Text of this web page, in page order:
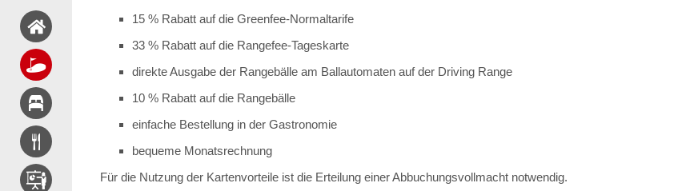
15 % Rabatt auf die Greenfee-Normaltarife
33 % Rabatt auf die Rangefee-Tageskarte
direkte Ausgabe der Rangebälle am Ballautomaten auf der Driving Range
10 % Rabatt auf die Rangebälle
einfache Bestellung in der Gastronomie
bequeme Monatsrechnung
Für die Nutzung der Kartenvorteile ist die Erteilung einer Abbuchungsvollmacht notwendig.